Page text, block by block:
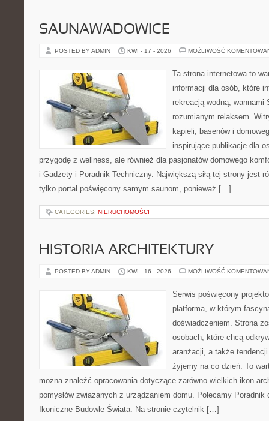
SAUNAWADOWICE
POSTED BY ADMIN KWI - 17 - 2026 MOŻLIWOŚĆ
Ta strona internetowa to
informacji dla osób, które
rekreacją wodną, wannami
rozumianym relaksem.
kąpieli, basenów i
inspirujące publikacje dla
przygodę z wellness, ale również dla pasjonatów domowego
i Gadżety i Poradnik Techniczny. Największą siłą tej strony jest
tylko portal poświęcony samym saunom, ponieważ […]
CATEGORIES: NIERUCHOMOŚCI
HISTORIA ARCHITEKTURY
POSTED BY ADMIN KWI - 16 - 2026 MOŻLIWOŚĆ
Serwis poświęcony
platforma, w którym
doświadczeniem. Strona
osobach, które chcą
aranżacji, a także
żyjemy na co dzień. To
można znaleźć opracowania dotyczące zarówno wielkich ikon
pomysłów związanych z urządzaniem domu. Polecamy Poradnik
Ikoniczne Budowle Świata. Na stronie czytelnik […]